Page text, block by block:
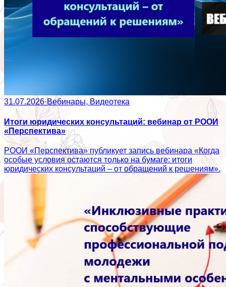
31.07.2026·Вебинары, Видеотека
Итоги юридических консультаций: вебинар от РООИ
«Перспектива»
РООИ «Перспектива» публикует запись вебинара «Когда
особые условия остаются только на бумаге: итоги
юридических консультаций – от обращений к решениям».